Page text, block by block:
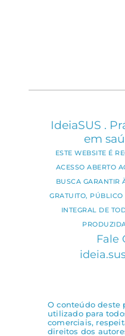
IdeiaSUS .
em
ESTE WEBSITE É
ACESSO ABERTO
BUSCA GARANTIR
GRATUITO,
INTEGRAL DE
Fale
O conteúdo deste
utilizado para
comerciais,
direitos dos